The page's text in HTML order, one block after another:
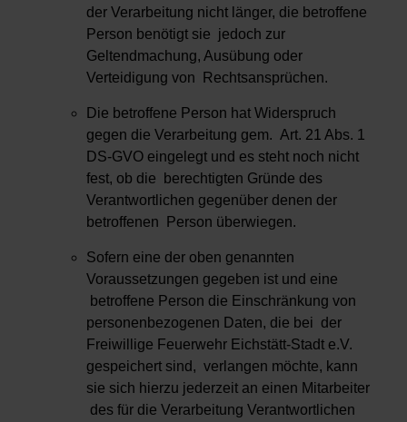
der Verarbeitung nicht länger, die betroffene
Person benötigt sie jedoch zur
Geltendmachung, Ausübung oder
Verteidigung von Rechtsansprüchen.
Die betroffene Person hat Widerspruch
gegen die Verarbeitung gem. Art. 21 Abs. 1
DS-GVO eingelegt und es steht noch nicht
fest, ob die berechtigten Gründe des
Verantwortlichen gegenüber denen der
betroffenen Person überwiegen.
Sofern eine der oben genannten
Voraussetzungen gegeben ist und eine
betroffene Person die Einschränkung von
personenbezogenen Daten, die bei der
Freiwillige Feuerwehr Eichstätt-Stadt e.V.
gespeichert sind, verlangen möchte, kann
sie sich hierzu jederzeit an einen Mitarbeiter
des für die Verarbeitung Verantwortlichen